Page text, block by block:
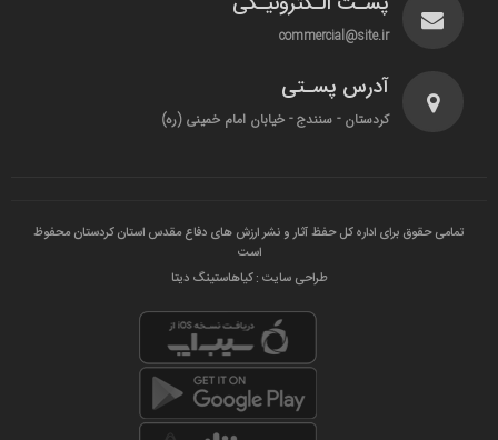
commercial@site.ir
آدرس پسـتی
کردستان - سنندج - خیابان امام خمینی (ره)
تمامی حقوق برای اداره کل حفظ آثار و نشر ارزش های دفاع مقدس استان کردستان محفوظ
است
طراحی سایت : کیاهاستینگ دیتا